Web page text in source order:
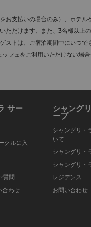
支払いの場合のみ）、ホテル
ただけます。また、3名様以上
ストは、ご宿泊期間中にいつ
フェをご利用いただけない場合
サー
クルに入
質問
合わせ
シャング
ープ
シャングリ・
いて
シャングリ・
シャングリ・
レジデンス
お問い合わせ